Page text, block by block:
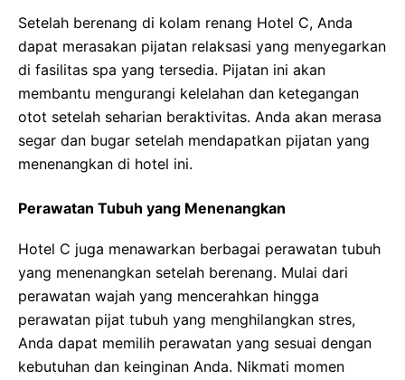
Setelah berenang di kolam renang Hotel C, Anda
dapat merasakan pijatan relaksasi yang menyegarkan
di fasilitas spa yang tersedia. Pijatan ini akan
membantu mengurangi kelelahan dan ketegangan
otot setelah seharian beraktivitas. Anda akan merasa
segar dan bugar setelah mendapatkan pijatan yang
menenangkan di hotel ini.
Perawatan Tubuh yang Menenangkan
Hotel C juga menawarkan berbagai perawatan tubuh
yang menenangkan setelah berenang. Mulai dari
perawatan wajah yang mencerahkan hingga
perawatan pijat tubuh yang menghilangkan stres,
Anda dapat memilih perawatan yang sesuai dengan
kebutuhan dan keinginan Anda. Nikmati momen